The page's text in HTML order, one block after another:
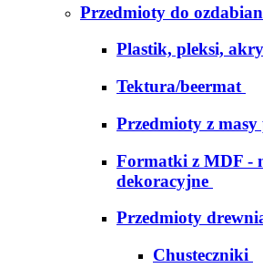
Przedmioty do
Plastik, pleksi,
Tektura/beermat
Przedmioty z
Formatki z MDF -
dekoracyjne
Przedmioty
Chusteczniki